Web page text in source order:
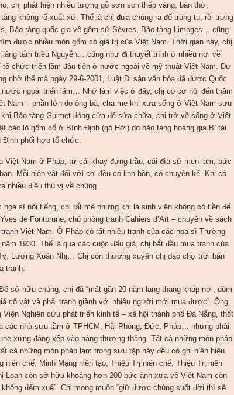
chị phát hiện nhiều tượng gỗ sơn son thếp vàng, bàn thờ,
không rõ xuất xứ. Thế là chị đưa chúng ra để trùng tu, rồi trưng
Bảo tàng quốc gia về gốm sứ Sèvres, Bảo tàng Limoges… cũng
được nhiều món gốm có giá trị của Việt Nam. Thời gian này, chị
tẩm triều Nguyễn… cũng như đi thuyết trình ở nhiều nơi về
tổ chức triển lãm đầu tiên ở nước ngoài về mỹ thuật Việt Nam. Dự
nhờ thế mà ngày 29-6-2001, Luật Di sản văn hóa đã được Quốc
nước ngoài triển lãm… Nhờ làm việc ở đây, chị có cơ hội đến thăm
Nam – phần lớn do ông bà, cha mẹ khi xưa sống ở Việt Nam sưu
Bảo tàng Guimet đóng cửa để sửa chữa, chị trở về sống ở Việt
các lò gốm cổ ở Bình Định (gò Hời) do bảo tàng hoàng gia Bỉ tài
Định phối hợp tổ chức.
Việt Nam ở Pháp, từ cái khay đựng trầu, cái đĩa sứ men lam, bức
Mỗi hiện vật đối với chị đều có linh hồn, có chuyện kể. Khi có
nhiều điều thú vị về chúng.
sĩ nổi tiếng, chị rất mê nhưng khi là sinh viên không có tiền để
de Fontbrune, chủ phòng tranh Cahiers d’Art – chuyên về sách
Việt Nam. Ở Pháp có rất nhiều tranh của các họa sĩ Trường
1930. Thế là qua các cuộc đấu giá, chị bắt đầu mua tranh của
Lương Xuân Nhị… Chị còn thường xuyên chị dạo chợ trời bán
tranh.
sở hữu chúng, chị đã “mất gần 20 năm lang thang khắp nơi, dòm
cổ vật và phải tranh giành với nhiều người mới mua được”. Ông
Nghiên cứu phát triển kinh tế – xã hội thành phố Đà Nẵng, thốt
các nhà sưu tầm ở TPHCM, Hải Phòng, Đức, Pháp… nhưng phải
xứng đáng xếp vào hàng thượng thặng. Tất cả những món pháp
cả những món pháp lam trong sưu tập này đều có ghi niên hiệu
chế, Minh Mạng niên tạo, Thiệu Trị niên chế, Thiệu Trị niên
còn sở hữu khoảng hơn 200 bức ảnh xưa về Việt Nam còn
đếm xuể”. Chị mong muốn “giữ được chúng suốt đời thì sẽ